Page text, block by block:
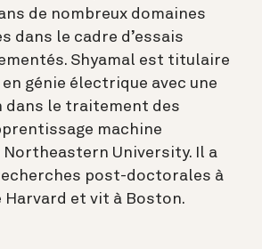
de nombreux domaines
dans le cadre d’essais
Shyamal est titulaire
génie électrique avec une
dans le traitement des
machine
Northeastern University. Il a
post-doctorales à
Harvard et vit à Boston.